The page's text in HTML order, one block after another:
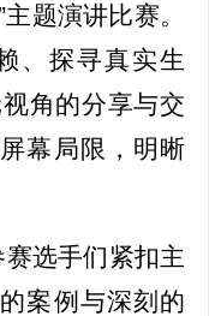
题演讲比赛。
、探寻真实生
角的分享与交
幕局限，明晰
选手们紧扣主
案例与深刻的